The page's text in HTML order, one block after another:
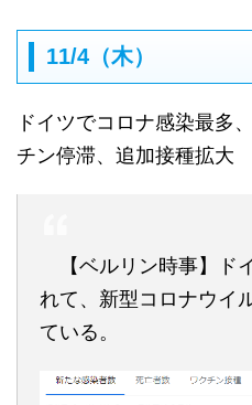
11/4（木）
ドイツでコロナ感染最
チン停滞、追加接種拡大
【ベルリン時事】ド
れて、新型コロナウイ
ている。